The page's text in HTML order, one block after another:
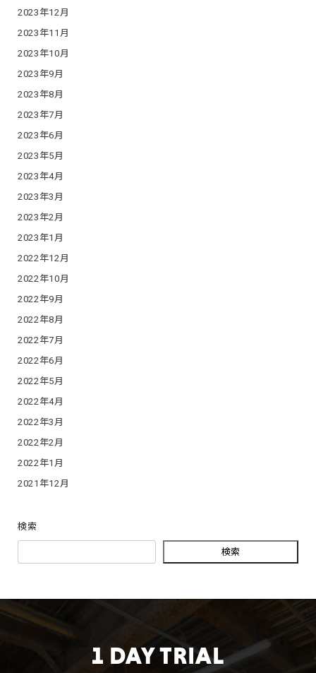
2023年12月
2023年11月
2023年10月
2023年9月
2023年8月
2023年7月
2023年6月
2023年5月
2023年4月
2023年3月
2023年2月
2023年1月
2022年12月
2022年10月
2022年9月
2022年8月
2022年7月
2022年6月
2022年5月
2022年4月
2022年3月
2022年2月
2022年1月
2021年12月
検索
検索
1 DAY TRIAL